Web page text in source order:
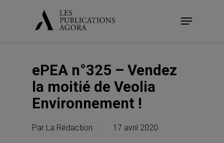
Menu
ePEA n°325 – Vendez
la moitié de Veolia
Environnement !
Par La Rédaction 17 avril 2020